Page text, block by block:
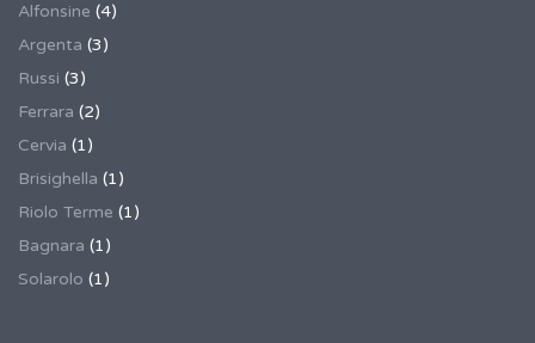
Alfonsine (4)
Argenta (3)
Russi (3)
Ferrara (2)
Cervia (1)
Brisighella (1)
Riolo Terme (1)
Bagnara (1)
Solarolo (1)